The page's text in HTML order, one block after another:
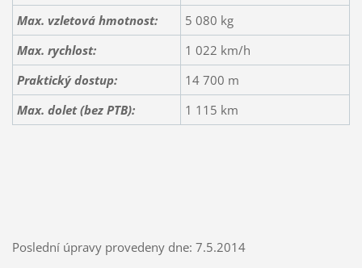
Max. vzletová hmotnost:
5 080 kg
Max. rychlost:
1 022 km/h
Praktický dostup:
14 700 m
Max. dolet (bez PTB):
1 115 km
Poslední úpravy provedeny dne: 7.5.2014